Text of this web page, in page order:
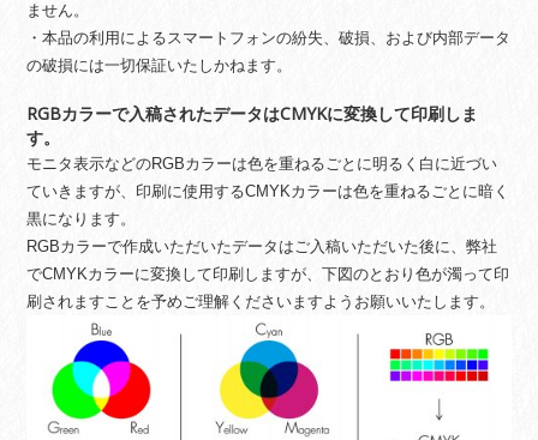
ません。
・本品の利用によるスマートフォンの紛失、破損、および内部データ
の破損には一切保証いたしかねます。
RGBカラーで入稿されたデータはCMYKに変換して印刷しま
す。
モニタ表示などのRGBカラーは色を重ねるごとに明るく白に近づい
ていきますが、印刷に使用するCMYKカラーは色を重ねるごとに暗く
黒になります。
RGBカラーで作成いただいたデータはご入稿いただいた後に、弊社
でCMYKカラーに変換して印刷しますが、下図のとおり色が濁って印
刷されますことを予めご理解くださいますようお願いいたします。